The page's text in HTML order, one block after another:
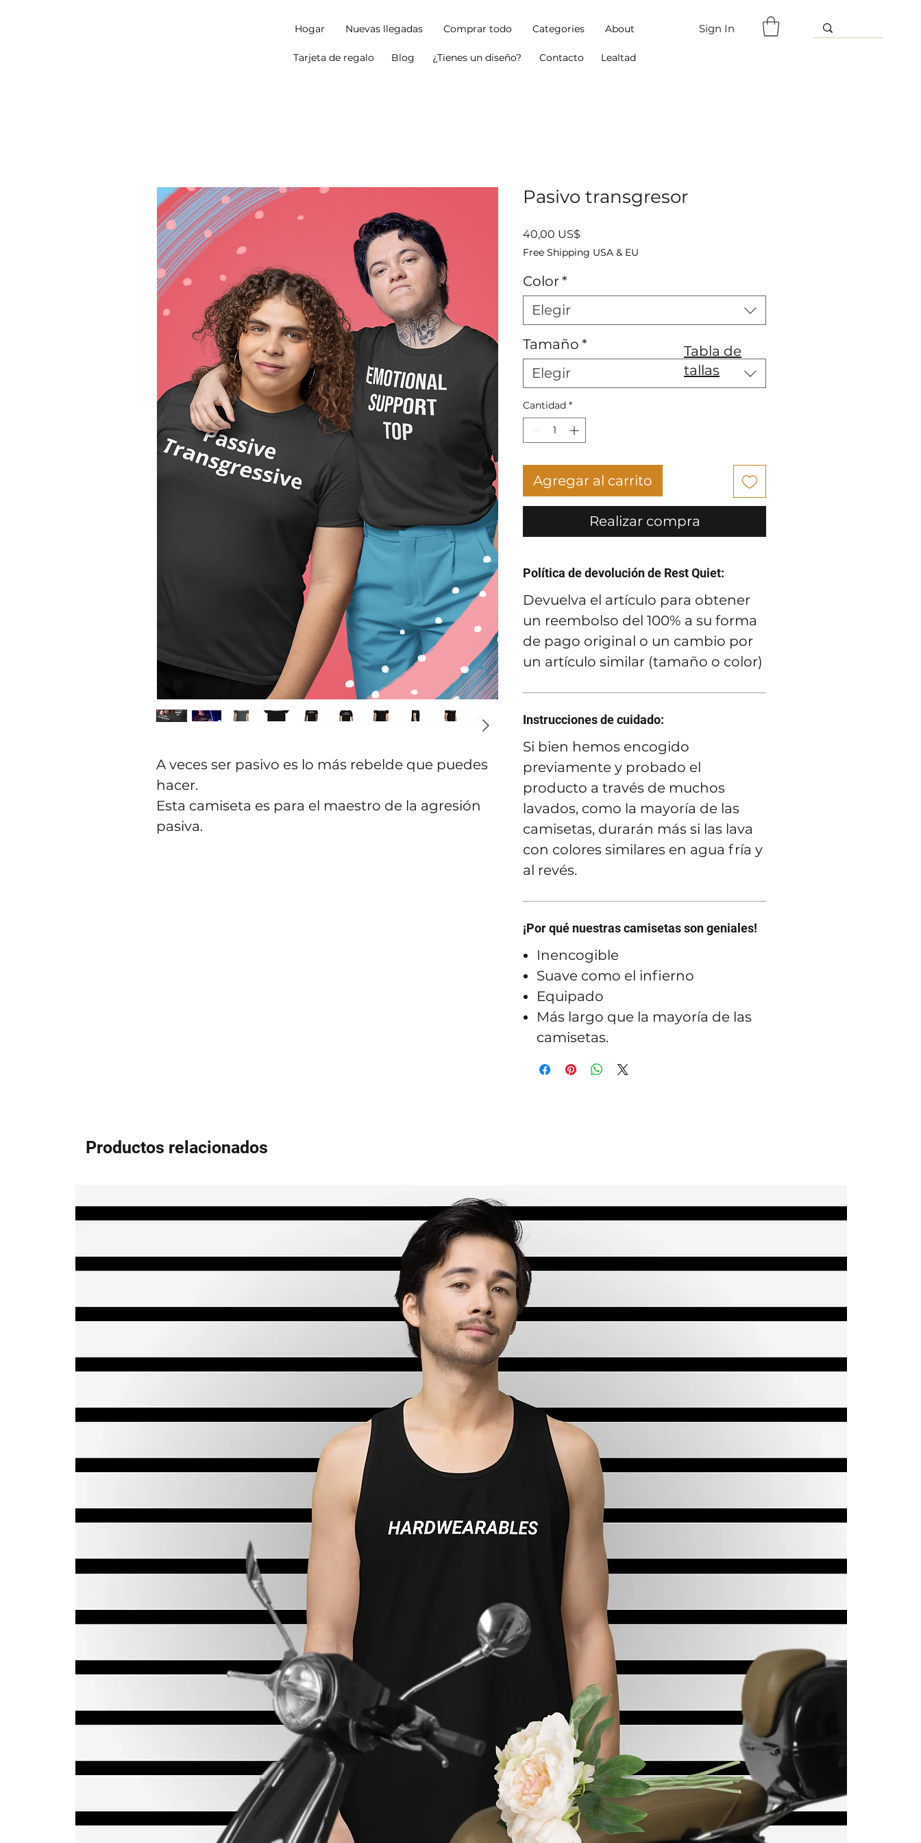
Hogar Nuevas llegadas Comprar todo Categories About
Tarjeta de regalo Blog ¿Tienes un diseño? Contacto Lealtad
Sign In
A veces ser pasivo es lo más rebelde que puedes
hacer.
Esta camiseta es para el maestro de la agresión
pasiva.
Pasivo transgresor
40,00 US$
Free Shipping USA & EU
Color*
Elegir
Tamaño *
Elegir
Cantidad *
Agregar al carrito
Realizar compra
Política de devolución de Rest Quiet:
Devuelva el artículo para obtener
un reembolso del 100% a su forma
de pago original o un cambio por
un artículo similar (tamaño o color)
Instrucciones de cuidado:
Si bien hemos encogido
previamente y probado el
producto a través de muchos
lavados, como la mayoría de las
camisetas, durarán más si las lava
con colores similares en agua fría y
al revés.
¡Por qué nuestras camisetas son geniales!
Inencogible
Suave como el infierno
Equipado
Más largo que la mayoría de las
camisetas.
Tabla de
tallas
Productos relacionados